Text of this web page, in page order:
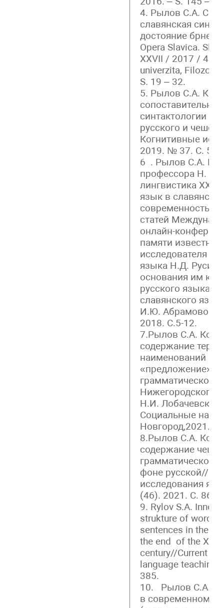
4. Рылов С.А.
славянская
достояние
Opera Slavica.
XXVII / 2017 / 4. –
univerzita,
S. 19 – 32.
5. Рылов С.А.
синтактологии
русского и
Когнитивные
2019. № 37. С.
6 . Рылов С.А.
профессора Н. Д.
лингвистика XXI
язык в
современность
статей
онлайн-
памяти
исследователя
языка Н.Д.
основания им
русского языка и
славянского
И.Ю. Абрамовой.
2018. С.5-12.
7.Рылов С.А.
содержание
наименований
«предложение» в
грамматической
Нижегородского
Н.И.
Социальные
Новгород,2021. С.
8.Рылов С.А.
содержание
грамматической
фоне русской//
исследования
(46). 2021. С. 869-
9. Rylov S.A.
strukture of word
sentences in the
the end of the XX-
century//Current
language teaching
385.
10. Рылов С.А.
в современном